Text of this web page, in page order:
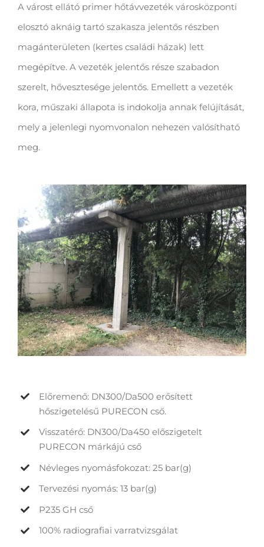
A várost ellátó primer hőtávvezeték városközponti
elosztó aknáig tartó szakasza jelentős részben
magánterületen (kertes családi házak) lett
megépítve. A vezeték jelentős része szabadon
szerelt, hővesztesége jelentős. Emellett a vezeték
kora, műszaki állapota is indokolja annak felújítását,
mely a jelenlegi nyomvonalon nehezen valósítható
meg.
Előremenő: DN300/Da500 erősített
hőszigetelésű PURECON cső.
Visszatérő: DN300/Da450 előszigetelt
PURECON márkájú cső
Névleges nyomásfokozat: 25 bar(g)
Tervezési nyomás: 13 bar(g)
P235 GH cső
100% radiografiai varratvizsgálat